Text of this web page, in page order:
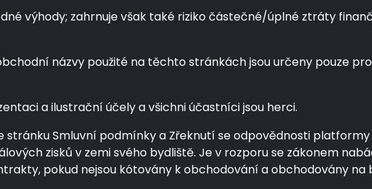
výhody; zahrnuje však také riziko částečné/úplné ztráty
názvy použité na těchto stránkách jsou určeny pouze
a ilustrační účely a všichni účastníci jsou herci.
Smluvní podmínky a Zřeknutí se odpovědnosti
zisků v zemi svého bydliště. Je v rozporu se zákonem
pokud nejsou kótovány k obchodování a obchodovány